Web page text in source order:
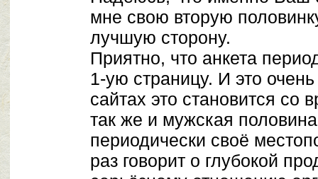
мне свою вторую
лучшую сторону.
Приятно, что анкета
1-ую страницу. И это
сайтах это становится со
так же и мужская
периодически своё
раз говорит о глубокой